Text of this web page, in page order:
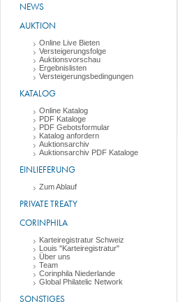
NEWS
AUKTION
Online Live Bieten
Versteigerungsfolge
Auktionsvorschau
Ergebnislisten
Versteigerungsbedingungen
KATALOG
Online Katalog
PDF Kataloge
PDF Gebotsformular
Katalog anfordern
Auktionsarchiv
Auktionsarchiv PDF Kataloge
EINLIEFERUNG
Zum Ablauf
PRIVATE TREATY
CORINPHILA
Karteiregistratur Schweiz
Louis "Karteiregistratur"
Über uns
Team
Corinphila Niederlande
Global Philatelic Network
SONSTIGES